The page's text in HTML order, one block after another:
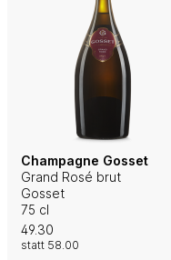
Champagne Gosset
Grand Rosé brut
Gosset
75 cl
49.30
statt 58.00